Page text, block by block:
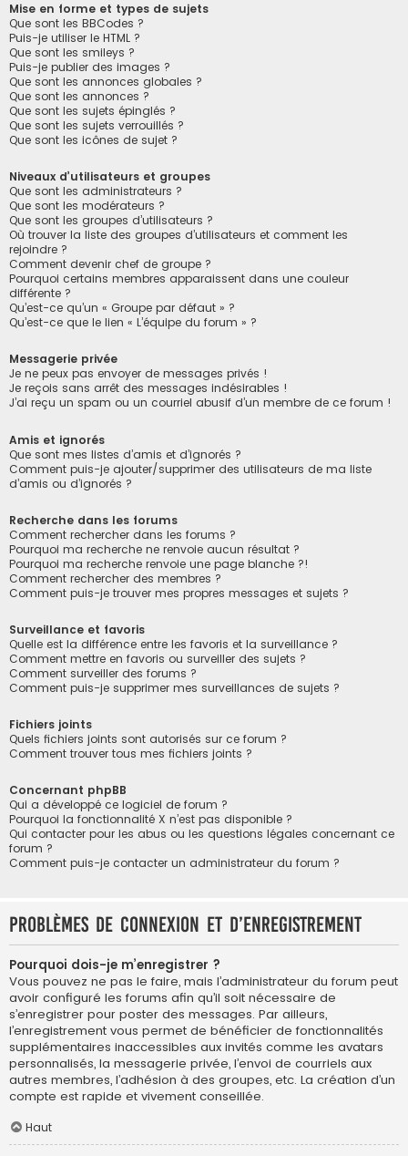
Mise en forme et types de sujets
Que sont les BBCodes ?
Puis-je utiliser le HTML ?
Que sont les smileys ?
Puis-je publier des images ?
Que sont les annonces globales ?
Que sont les annonces ?
Que sont les sujets épinglés ?
Que sont les sujets verrouillés ?
Que sont les icônes de sujet ?
Niveaux d’utilisateurs et groupes
Que sont les administrateurs ?
Que sont les modérateurs ?
Que sont les groupes d’utilisateurs ?
Où trouver la liste des groupes d’utilisateurs et comment les
rejoindre ?
Comment devenir chef de groupe ?
Pourquoi certains membres apparaissent dans une couleur
différente ?
Qu’est-ce qu’un « Groupe par défaut » ?
Qu’est-ce que le lien « L’équipe du forum » ?
Messagerie privée
Je ne peux pas envoyer de messages privés !
Je reçois sans arrêt des messages indésirables !
J’ai reçu un spam ou un courriel abusif d’un membre de ce forum !
Amis et ignorés
Que sont mes listes d’amis et d’ignorés ?
Comment puis-je ajouter/supprimer des utilisateurs de ma liste
d’amis ou d’ignorés ?
Recherche dans les forums
Comment rechercher dans les forums ?
Pourquoi ma recherche ne renvoie aucun résultat ?
Pourquoi ma recherche renvoie une page blanche ?!
Comment rechercher des membres ?
Comment puis-je trouver mes propres messages et sujets ?
Surveillance et favoris
Quelle est la différence entre les favoris et la surveillance ?
Comment mettre en favoris ou surveiller des sujets ?
Comment surveiller des forums ?
Comment puis-je supprimer mes surveillances de sujets ?
Fichiers joints
Quels fichiers joints sont autorisés sur ce forum ?
Comment trouver tous mes fichiers joints ?
Concernant phpBB
Qui a développé ce logiciel de forum ?
Pourquoi la fonctionnalité X n’est pas disponible ?
Qui contacter pour les abus ou les questions légales concernant ce
forum ?
Comment puis-je contacter un administrateur du forum ?
Problèmes de connexion et d’enregistrement
Pourquoi dois-je m’enregistrer ?
Vous pouvez ne pas le faire, mais l’administrateur du forum peut
avoir configuré les forums afin qu’il soit nécessaire de
s’enregistrer pour poster des messages. Par ailleurs,
l’enregistrement vous permet de bénéficier de fonctionnalités
supplémentaires inaccessibles aux invités comme les avatars
personnalisés, la messagerie privée, l’envoi de courriels aux
autres membres, l’adhésion à des groupes, etc. La création d’un
compte est rapide et vivement conseillée.
Haut